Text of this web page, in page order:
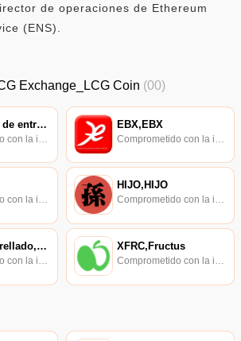
de operaciones de Ethereum
(ENS).
Exchange_LCG Coin (00)
EABC,token de entretenimiento,EABC EBX,EBX
Comprometido con la investigación de políticas en los campos de las nuevas finanzas, las finanzas internacionales y los mercados financieros.
HIJO,HIJO
Comprometido con la investigación de políticas en los campos de las nuevas finanzas, las finanzas internacionales y los mercados financieros.
XK,cielo estrellado,CIELO ESTRELLADO
Comprometido con la investigación de políticas en los campos de las nuevas finanzas, las finanzas internacionales y los mercados financieros.
XFRC,Fructus
Comprometido con la investigación de políticas en los campos de las nuevas finanzas, las finanzas internacionales y los mercados financieros.